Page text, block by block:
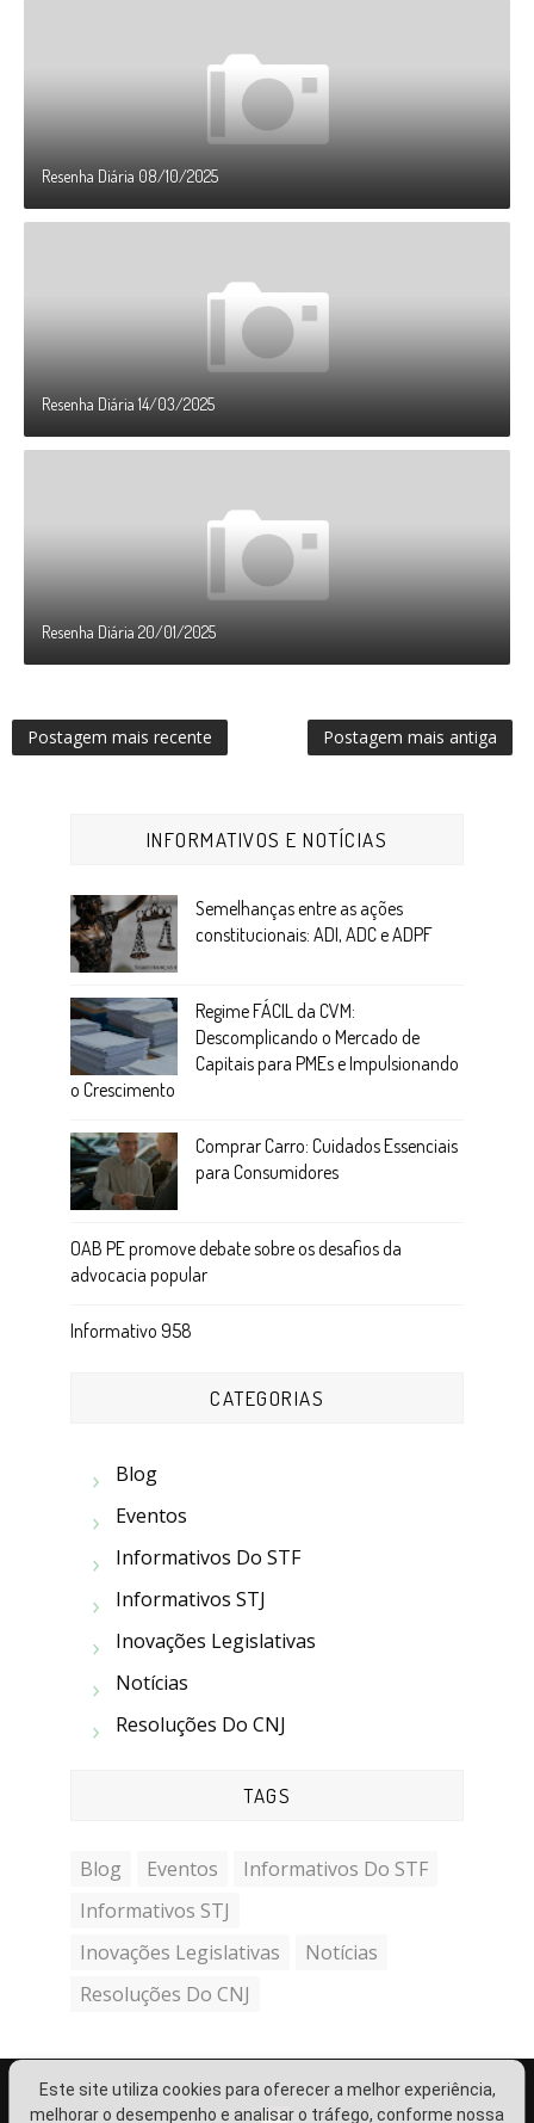
Este site utiliza cookies para oferecer a melhor experiência,
melhorar o desempenho e analisar o tráfego, conforme nossa
Resenha Diária 08/10/2025
Resenha Diária 14/03/2025
Resenha Diária 20/01/2025
Postagem mais recente Postagem mais antiga
INFORMATIVOS E NOTÍCIAS
Semelhanças entre as ações
constitucionais: ADI, ADC e ADPF
Regime FÁCIL da CVM:
Descomplicando o Mercado de
Capitais para PMEs e Impulsionando
o Crescimento
Comprar Carro: Cuidados Essenciais
para Consumidores
OAB PE promove debate sobre os desafios da
advocacia popular
Informativo 958
CATEGORIAS
Blog
Eventos
Informativos Do STF
Informativos STJ
Inovações Legislativas
Notícias
Resoluções Do CNJ
TAGS
Blog Eventos
Informativos Do STF
Informativos STJ
Inovações Legislativas
Notícias
Resoluções Do CNJ